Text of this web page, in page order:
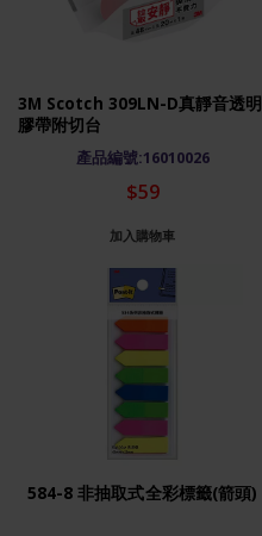
3M Scotch 309LN-D真靜音透明
膠帶附切台
產品編號:16010026
$59
加入購物車
584-8 非抽取式全彩標籤(箭頭)